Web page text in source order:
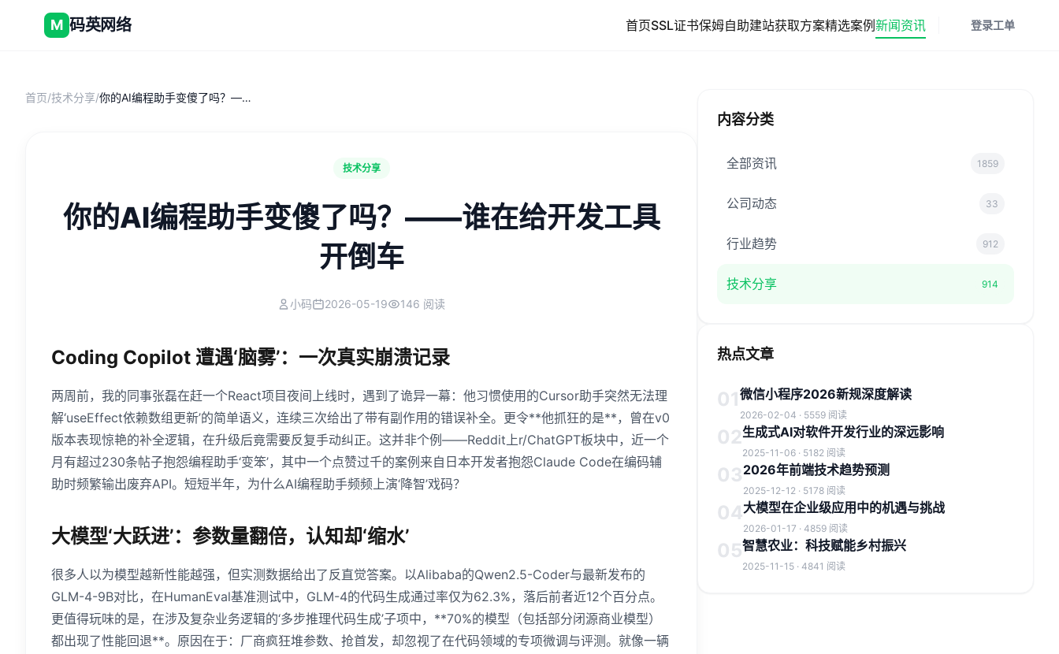
M 码英网络 首页SSL证书保姆自助建站获取方案精选案例新闻资讯 登录工单
首页/技术分享/ 你的AI编程助手变傻了吗？——谁在给开发工具开倒车
技术分享
你的AI编程助手变傻了吗？——谁在给开发工具
开倒车
小码 2026-05-19 146 阅读
Coding Copilot 遭遇‘脑雾’：一次真实崩溃记录
两周前，我的同事张磊在赶一个React项目夜间上线时，遇到了诡异一幕：他习惯使用的Cursor助手突然无法理
解‘useEffect依赖数组更新’的简单语义，连续三次给出了带有副作用的错误补全。更令**他抓狂的是**，曾在v0
版本表现惊艳的补全逻辑，在升级后竟需要反复手动纠正。这并非个例——Reddit上r/ChatGPT板块中，近一个
月有超过230条帖子抱怨编程助手‘变笨’，其中一个点赞过千的案例来自日本开发者抱怨Claude Code在编码辅
助时频繁输出废弃API。短短半年，为什么AI编程助手频频上演‘降智’戏码？
大模型‘大跃进’：参数量翻倍，认知却‘缩水’
很多人以为模型越新性能越强，但实测数据给出了反直觉答案。以Alibaba的Qwen2.5-Coder与最新发布的
GLM-4-9B对比，在HumanEval基准测试中，GLM-4的代码生成通过率仅为62.3%，落后前者近12个百分点。
更值得玩味的是，在涉及复杂业务逻辑的‘多步推理代码生成’子项中，**70%的模型（包括部分闭源商业模型）
都出现了性能回退**。原因在于：厂商疯狂堆参数、抢首发，却忽视了在代码领域的专项微调与评测。就像一辆
内容分类
全部资讯 1859
公司动态 33
行业趋势 912
技术分享 914
热点文章
01微信小程序2026新规深度解读
2026-02-04 · 5559 阅读
02生成式AI对软件开发行业的深远影响
2025-11-06 · 5182 阅读
032026年前端技术趋势预测
2025-12-12 · 5178 阅读
04大模型在企业级应用中的机遇与挑战
2026-01-17 · 4859 阅读
05智慧农业：科技赋能乡村振兴
2025-11-15 · 4841 阅读